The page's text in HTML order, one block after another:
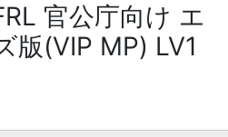
官公庁向け エ
版(VIP MP) LV1